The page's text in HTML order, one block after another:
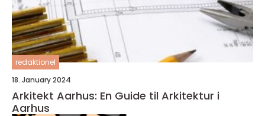
redaktionel
18. January 2024
Arkitekt Aarhus: En Guide til Arkitektur i
Aarhus